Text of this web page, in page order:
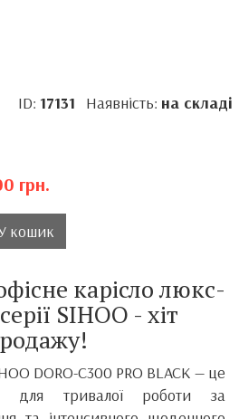
ID: 17131 Наявність: на складі
грн.
кошик
карісло люкс-
SIHOO - хіт
DORO-C300 PRO BLACK — це
для тривалої роботи за